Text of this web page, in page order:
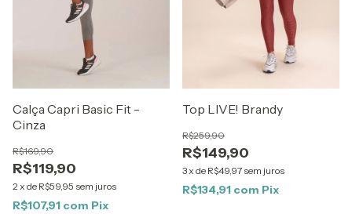
Calça Capri Basic Fit -
Cinza
R$119,90
R$169,90
2 x de R$59,95 sem juros
R$107,91 com Pix
Top LIVE! Brandy
R$149,90
R$259,90
3x de R$49,97 sem juros
R$134,91 com Pix